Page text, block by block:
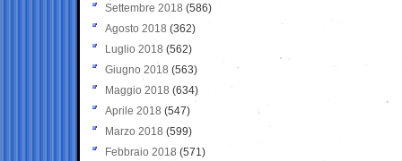
Settembre 2018 (586)
Agosto 2018 (362)
Luglio 2018 (562)
Giugno 2018 (563)
Maggio 2018 (634)
Aprile 2018 (547)
Marzo 2018 (599)
Febbraio 2018 (571)